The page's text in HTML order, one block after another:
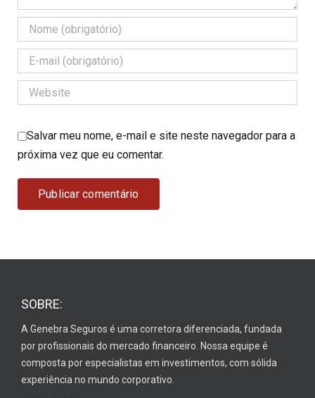
Salvar meu nome, e-mail e site neste navegador para a
próxima vez que eu comentar.
SOBRE:
A Genebra Seguros é uma corretora diferenciada, fundada
por profissionais do mercado financeiro. Nossa equipe é
composta por especialistas em investimentos, com sólida
experiência no mundo corporativo.